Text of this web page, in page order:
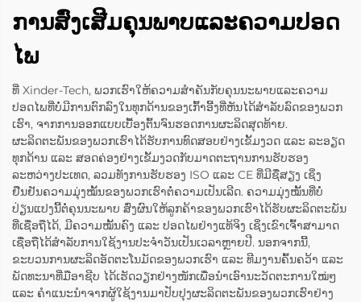
ການສົ່ງເສີມຄຸນພາບແລະຄວາມປອດ
ໄພ
ທີ່ Xinder-Tech, ພວກເຮົາໃຫ້ຄວາມສຳຄັນກັບຄຸນນະພາບແລະຄວາມ
ປອດໄພທີ່ບໍ່ມີການຕົກລົງໃນທຸກດ້ານຂອງເກົ້າອີ້ງທີ່ຫັນໄດ້ສຳລັບລົດຂອງພວກ
ເຮົາ, ຈາກການອອກແບບເບື້ອງຕົ້ນຈົນຮອດການຜະລິດສຸດທ້າຍ.
ຜະລິດຕະພັນຂອງພວກເຮົາໄດ້ຮັບການທົດສອບຢ່າງເຂັ້ມງວດ ແລະ ລະອຽດ
ທຸກດ້ານ ແລະ ສອດຄ່ອງຢ່າງເຂັ້ມງວດກັບມາດຕະຖານການຮັບຮອງ
ລະຫວ່າງປະເທດ, ລວມທັງການຮັບຮອງ ISO ແລະ CE ທີ່ມີຊື່ສຽງ ເຊິ່ງ
ຢືນຢັນຄວາມມຸ່ງໝັ້ນຂອງພວກເຮົາຕໍ່ຄວາມເປັນເລີດ. ຄວາມມຸ່ງໝັ້ນທີ່ບໍ່
ປ່ຽນແປງນີ້ຕໍ່ຄຸນນະພາບ ສົ່ງຜົນໃຫ້ລູກຄ້າຂອງພວກເຮົາໄດ້ຮັບຜະລິດຕະພັນ
ທີ່ເຊື່ອຖືໄດ້, ມີຄວາມໝັ້ນຄົງ ແລະ ປອດໄພຢ່າງແທ້ຈິງ ເຊິ່ງເຂົາເຈົ້າສາມາດ
ເຊື່ອຖືໄດ້ສຳລັບການໃຊ້ງານປະຈຳວັນເປັນເວລາຫຼາຍປີ. ນອກຈາກນີ້,
ຂະບວນການຜະລິດອັດຕະໂນມັດຂອງພວກເຮົາ ແລະ ທີມງານຄົ້ນຄວ້າ ແລະ
ພັດທະນາທີ່ມືອາຊີບ ໄດ້ເຮັດວຽກຢ່າງໜັກເພື່ອນຳເອົານະວັດຕະການໃໝ່ໆ
ແລະ ຄຳແນະນຳຈາກຜູ້ໃຊ້ງານມາປັບປຸງຜະລິດຕະພັນຂອງພວກເຮົາຢ່າງ